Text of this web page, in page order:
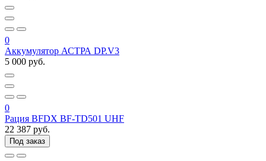
0
Аккумулятор АСТРА DP.V3
5 000 руб.
0
Рация BFDX BF-TD501 UHF
22 387 руб.
Под заказ